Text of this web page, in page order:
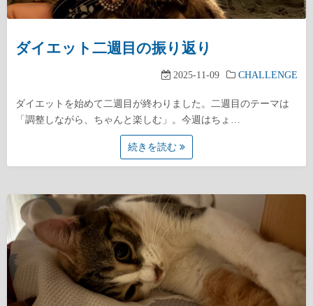
ダイエット二週目の振り返り
2025-11-09 CHALLENGE
ダイエットを始めて二週目が終わりました。二週目のテーマは
「調整しながら、ちゃんと楽しむ」。今週はちょ…
続きを読む